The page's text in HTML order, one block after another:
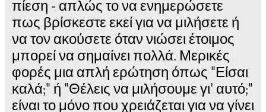
πίεση - απλώς το να ενημερώσετε
πως βρίσκεστε εκεί για να μιλήσετε ή
να τον ακούσετε όταν νιώσει έτοιμος
μπορεί να σημαίνει πολλά. Μερικές
φορές μια απλή ερώτηση όπως "Είσαι
καλά;" ή "Θέλεις να μιλήσουμε γι' αυτό;"
είναι το μόνο που χρειάζεται για να γίνει